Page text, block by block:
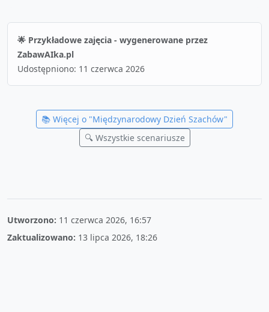
🌟 Przykładowe zajęcia - wygenerowane przez
ZabawAIka.pl
Udostępniono: 11 czerwca 2026
📚 Więcej o "Międzynarodowy Dzień Szachów"
🔍 Wszystkie scenariusze
Utworzono: 11 czerwca 2026, 16:57
Zaktualizowano: 13 lipca 2026, 18:26